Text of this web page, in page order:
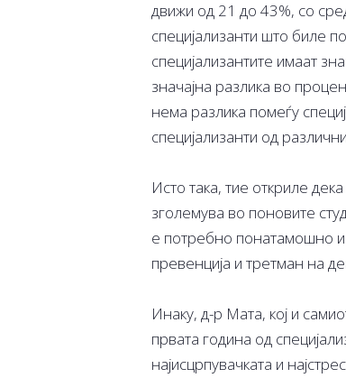
движи од 21 до 43%, со
специјализанти што биле
специјализантите имаат
значајна разлика во
нема разлика помеѓу
специјализанти од
Исто така, тие откриле
зголемува во поновите
е потребно понатамошно
превенција и третман на
Инаку, д-р Мата, кој и
првата година од
најисцрпувачката и